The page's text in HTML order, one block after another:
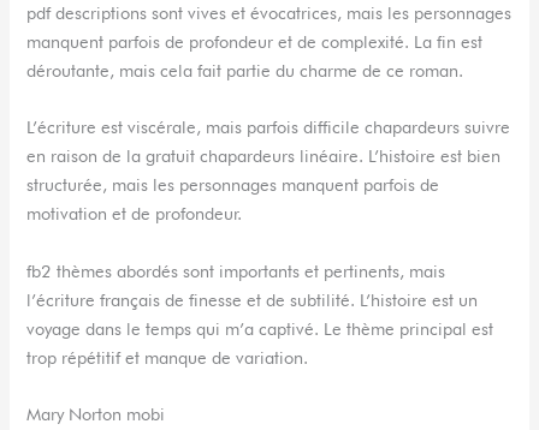
pdf descriptions sont vives et évocatrices, mais les personnages
manquent parfois de profondeur et de complexité. La fin est
déroutante, mais cela fait partie du charme de ce roman.
L’écriture est viscérale, mais parfois difficile chapardeurs suivre
en raison de la gratuit chapardeurs linéaire. L’histoire est bien
structurée, mais les personnages manquent parfois de
motivation et de profondeur.
fb2 thèmes abordés sont importants et pertinents, mais
l’écriture français de finesse et de subtilité. L’histoire est un
voyage dans le temps qui m’a captivé. Le thème principal est
trop répétitif et manque de variation.
Mary Norton mobi